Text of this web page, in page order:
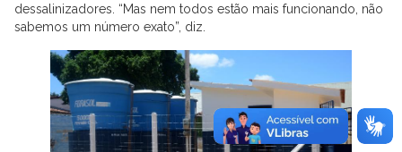
dessalinizadores. “Mas nem todos estão mais funcionando, não
sabemos um número exato”, diz.